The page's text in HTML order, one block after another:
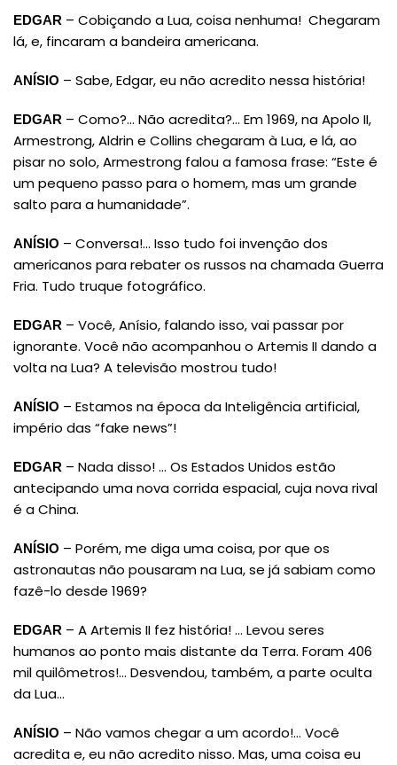
EDGAR – Cobiçando a Lua, coisa nenhuma! Chegaram
lá, e, fincaram a bandeira americana.
ANÍSIO – Sabe, Edgar, eu não acredito nessa história!
EDGAR – Como?… Não acredita?… Em 1969, na Apolo II,
Armestrong, Aldrin e Collins chegaram à Lua, e lá, ao
pisar no solo, Armestrong falou a famosa frase: “Este é
um pequeno passo para o homem, mas um grande
salto para a humanidade”.
ANÍSIO – Conversa!… Isso tudo foi invenção dos
americanos para rebater os russos na chamada Guerra
Fria. Tudo truque fotográfico.
EDGAR – Você, Anísio, falando isso, vai passar por
ignorante. Você não acompanhou o Artemis II dando a
volta na Lua? A televisão mostrou tudo!
ANÍSIO – Estamos na época da Inteligência artificial,
império das “fake news”!
EDGAR – Nada disso! … Os Estados Unidos estão
antecipando uma nova corrida espacial, cuja nova rival
é a China.
ANÍSIO – Porém, me diga uma coisa, por que os
astronautas não pousaram na Lua, se já sabiam como
fazê-lo desde 1969?
EDGAR – A Artemis II fez história! … Levou seres
humanos ao ponto mais distante da Terra. Foram 406
mil quilômetros!… Desvendou, também, a parte oculta
da Lua…
ANÍSIO – Não vamos chegar a um acordo!… Você
acredita e, eu não acredito nisso. Mas, uma coisa eu